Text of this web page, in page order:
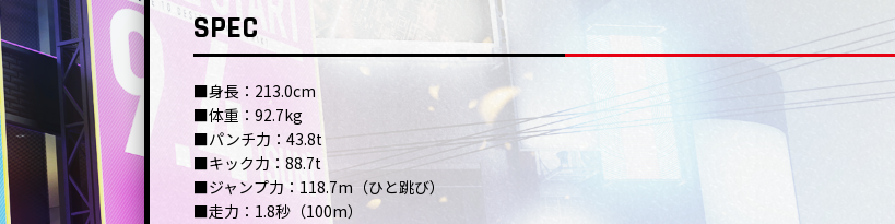
SPEC
■身長：213.0cm
■体重：92.7kg
■パンチ力：43.8t
■キック力：88.7t
■ジャンプ力：118.7m（ひと跳び）
■走力：1.8秒（100m）